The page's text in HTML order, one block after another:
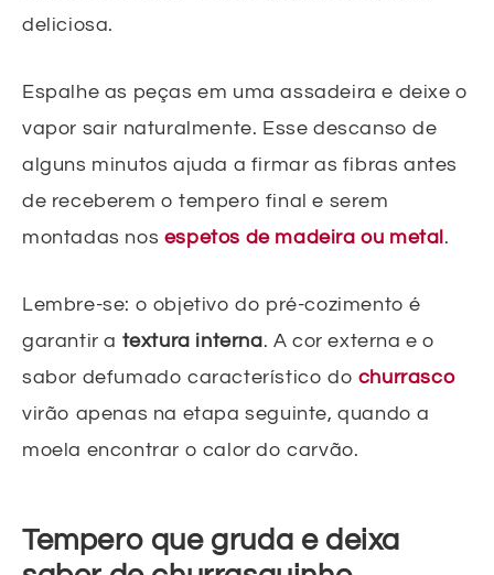
deliciosa.
Espalhe as peças em uma assadeira e deixe o
vapor sair naturalmente. Esse descanso de
alguns minutos ajuda a firmar as fibras antes
de receberem o tempero final e serem
montadas nos espetos de madeira ou metal.
Lembre-se: o objetivo do pré-cozimento é
garantir a textura interna. A cor externa e o
sabor defumado característico do churrasco
virão apenas na etapa seguinte, quando a
moela encontrar o calor do carvão.
Tempero que gruda e deixa